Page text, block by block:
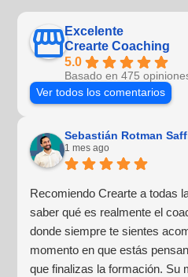
Excelente
Crearte Coaching
5.0
Basado en 475
Ver todos los comentarios
Sebastián Rotman
1 mes ago
Recomiendo Crearte a todas
saber qué es realmente el
donde siempre te sientes
momento en que estás
que finalizas la formación. Su